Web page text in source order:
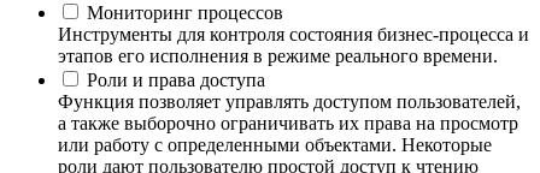
Мониторинг процессов
Инструменты для контроля состояния бизнес-процесса и
этапов его исполнения в режиме реального времени.
Роли и права доступа
Функция позволяет управлять доступом пользователей,
а также выборочно ограничивать их права на просмотр
или работу с определенными объектами. Некоторые
роли дают пользователю простой доступ к чтению